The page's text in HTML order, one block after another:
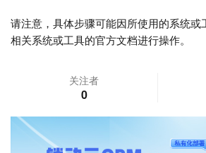
请注意，具体步骤可能因所使用的系统或
相关系统或工具的官方文档进行操作。
关注者
0